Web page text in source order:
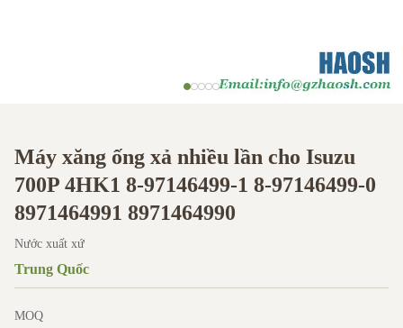
Máy xăng ống xả nhiều lần cho Isuzu
700P 4HK1 8-97146499-1 8-97146499-0
8971464991 8971464990
Nước xuất xứ
Trung Quốc
MOQ